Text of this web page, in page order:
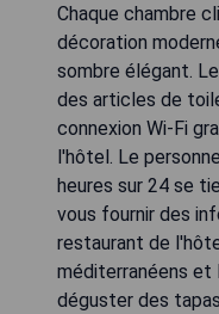
Chaque chambre
décoration
sombre élégant.
des articles de
connexion Wi-Fi
l'hôtel. Le
heures sur 24 se
vous fournir des
restaurant de
méditerranéens et
déguster des